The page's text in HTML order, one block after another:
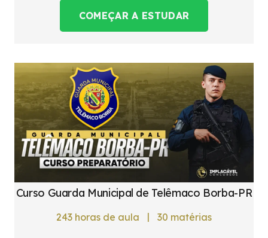
COMEÇAR A ESTUDAR
Curso Guarda Municipal de Telêmaco Borba-PR
243 horas de aula | 30 matérias